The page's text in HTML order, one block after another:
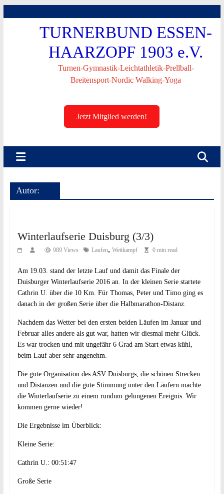
TURNERBUND ESSEN-
HAARZOPF 1903 e.V.
Turnen-Gymnastik-Leichtathletik-Prellball-
Breitensport-Nordic Walking-Yoga
Jetzt Mitglied werden!
Autor:
Winterlaufserie Duisburg (3/3)
989 Views Laufen, Wettkampf 0 min read
Am 19.03. stand der letzte Lauf und damit das Finale der
Duisburger Winterlaufserie 2016 an. In der kleinen Serie startete
Cathrin U. über die 10 Km. Für Thomas, Peter und Timo ging es
danach in der großen Serie über die Halbmarathon-Distanz.
Nachdem das Wetter bei den ersten beiden Läufen im Januar und
Februar alles andere als gut war, hatten wir diesmal mehr Glück.
Es war trocken und mit ungefähr 6 Grad am Start etwas kühl,
beim Lauf aber sehr angenehm.
Die gute Organisation des ASV Duisburgs, die schönen Strecken
und Distanzen und die gute Stimmung unter den Läufern machte
die Winterlaufserie zu einem rundum gelungenen Ereignis. Wir
kommen gerne wieder!
Die Ergebnisse im Überblick:
Kleine Serie:
Cathrin U.: 00:51:47
Große Serie